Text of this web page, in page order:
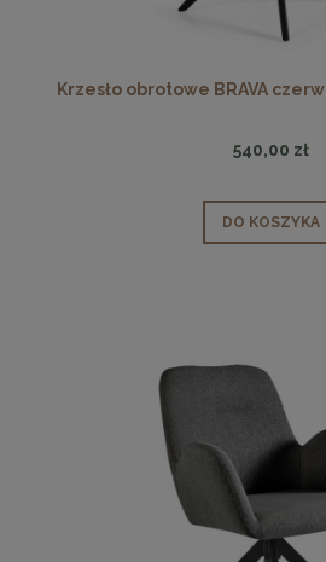
Krzesło obrotowe BRAVA
540,00 zł
DO KOSZYKA